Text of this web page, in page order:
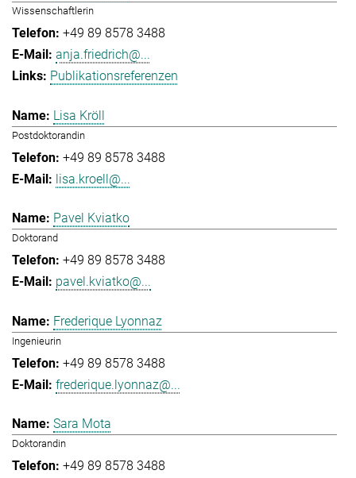
Wissenschaftlerin
+49 89 8578 3488
anja.friedrich@...
Publikationsreferenzen
Lisa Kröll
Postdoktorandin
+49 89 8578 3488
lisa.kroell@...
Pavel Kviatko
Doktorand
+49 89 8578 3488
pavel.kviatko@...
Frederique Lyonnaz
Ingenieurin
+49 89 8578 3488
frederique.lyonnaz@...
Sara Mota
Doktorandin
+49 89 8578 3488